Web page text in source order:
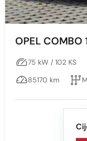
OPEL COMBO
75 kW / 102 KS
85170 km